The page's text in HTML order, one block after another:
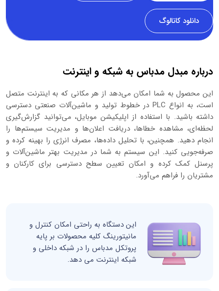
دانلود کاتالوگ
درباره مبدل مدباس به شبکه و اینترنت
این محصول به شما امکان می‌دهد از هر مکانی که به اینترنت متصل
است، به انواع PLC در خطوط تولید و ماشین‌آلات صنعتی دسترسی
داشته باشید. با استفاده از اپلیکیشن موبایل، می‌توانید گزارش‌گیری
لحظه‌ای، مشاهده خطاها، دریافت اعلان‌ها و مدیریت سیستم‌ها را
انجام دهید. همچنین، با تحلیل داده‌ها، مصرف انرژی را بهینه کرده و
صرفه‌جویی کنید. این سیستم به شما در مدیریت بهتر ماشین‌آلات و
پرسنل کمک کرده و امکان تعیین سطح دسترسی برای کارکنان و
مشتریان را فراهم می‌آورد.
این دستگاه به راحتی امکان کنترل و
مانیتورینگ کلیه محصولات بر پایه
پروتکل مدباس را در شبکه داخلی و
شبکه اینترنت می دهد.